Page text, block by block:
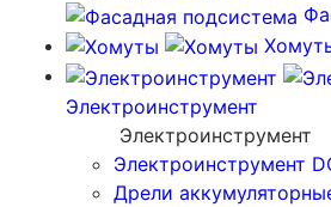
Электроинструмент
Электроинструмент
Электроинструмент
Дрели